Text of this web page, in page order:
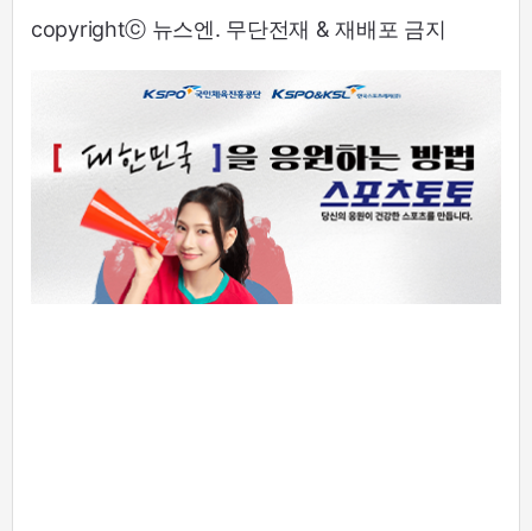
copyrightⓒ 뉴스엔. 무단전재 & 재배포 금지